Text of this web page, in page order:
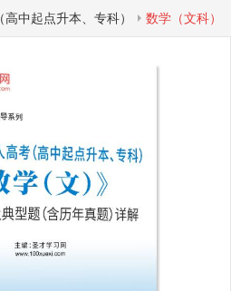
高中起点升本、专科） 数学（文科）